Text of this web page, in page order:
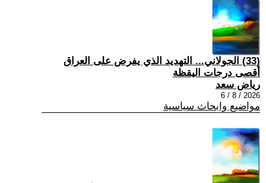
(33) الجولاني... التهديد الذي يفرض على العراق
أقصى درجات اليقظة
رياض سعد
2026 / 8 / 6
مواضيع وابحاث سياسية